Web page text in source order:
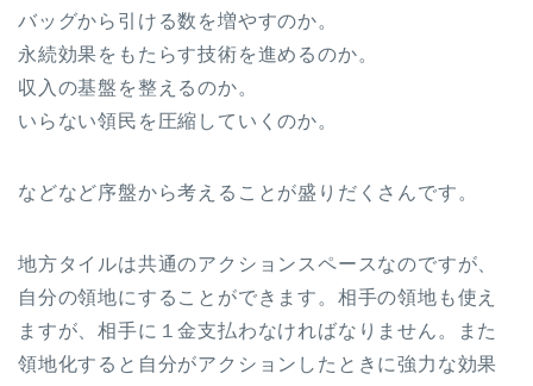
バッグから引ける数を増やすのか。
永続効果をもたらす技術を進めるのか。
収入の基盤を整えるのか。
いらない領民を圧縮していくのか。
などなど序盤から考えることが盛りだくさんです。
地方タイルは共通のアクションスペースなのですが、
自分の領地にすることができます。相手の領地も使え
ますが、相手に１金支払わなければなりません。また
領地化すると自分がアクションしたときに強力な効果